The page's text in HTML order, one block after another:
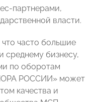
партнерами,
власти.
часто большие
среднему бизнесу,
по оборотам
РОССИИ» может
качества и